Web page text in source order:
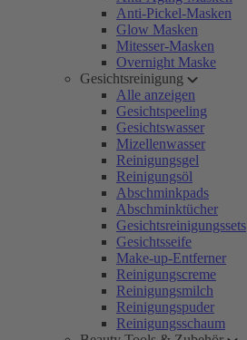
Anti-Pickel-Masken
Glow Masken
Mitesser-Masken
Overnight Maske
Gesichtsreinigung
Alle anzeigen
Gesichtspeeling
Gesichtswasser
Mizellenwasser
Reinigungsgel
Reinigungsöl
Abschminkpads
Abschminktücher
Gesichtsreinigungssets
Gesichtsseife
Make-up-Entferner
Reinigungscreme
Reinigungsmilch
Reinigungspuder
Reinigungsschaum